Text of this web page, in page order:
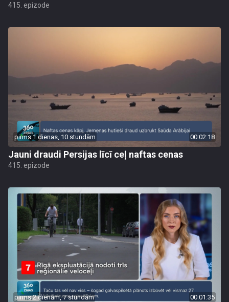
415. epizode
pirms 1 dienas, 10 stundām 00:02:18
Jauni draudi Persijas līcī ceļ naftas cenas
415. epizode
pirms 2 dienām, 7 stundām 00:01:35